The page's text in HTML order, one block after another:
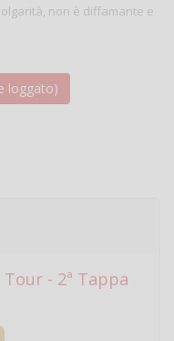
non è diffamante e
- 2ª Tappa